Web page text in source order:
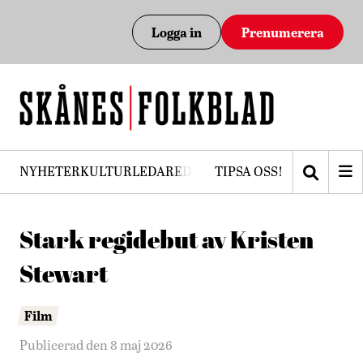
Logga in Prenumerera
NYHETERKULTURLEDAREDEBATTPRENUMERERA
TIPSA OSS!
Stark regidebut av Kristen
Stewart
Film
Publicerad den 8 maj 2026